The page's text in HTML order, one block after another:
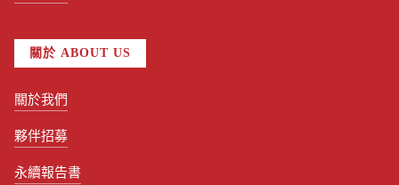
關於 ABOUT US
關於我們
夥伴招募
永續報告書